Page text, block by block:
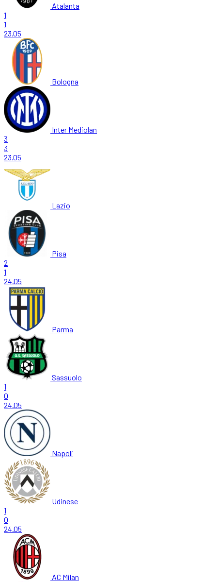
Atalanta
1
1
23.05
Bologna
Inter Mediolan
3
3
23.05
Lazio
Pisa
2
1
24.05
Parma
Sassuolo
1
0
24.05
Napoli
Udinese
1
0
24.05
AC Milan